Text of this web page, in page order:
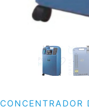
CONCENTRADOR